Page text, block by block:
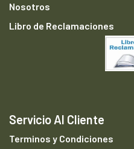
Nosotros
Libro de Reclamaciones
Servicio Al Cliente
Terminos y Condiciones